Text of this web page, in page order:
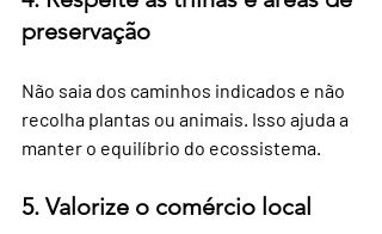
preservação
Não saia dos caminhos indicados e não
recolha plantas ou animais. Isso ajuda a
manter o equilíbrio do ecossistema.
5. Valorize o comércio local